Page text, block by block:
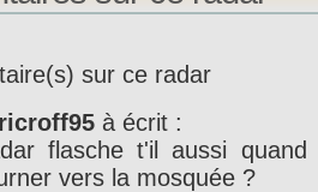
sur ce radar
à écrit :
flasche t'il aussi
vers la mosquée ?